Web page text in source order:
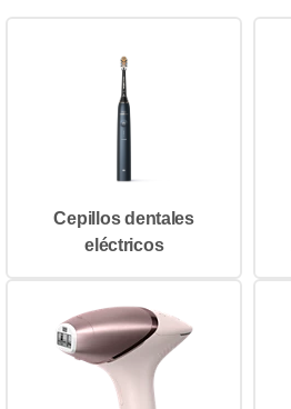
Cepillos dentales
eléctricos